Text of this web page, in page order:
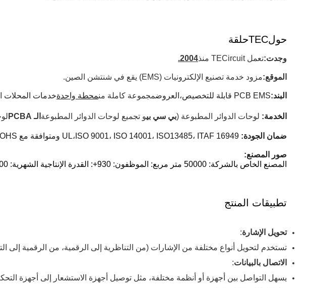
حولTECحلقة
وجدت:تعمل TECircuit منذ 2004.
الموقع:مزود خدمة تصنيع الإلكترونيات (EMS) يقع في شنتشن الصين.
البند:PCB EMS قابلة للتخصيص، العروضمجموعة كاملة منمحطة واحدةخدمات المحلات
الخدمة: لوحات الدوائر المطبوعة (بي سي بيو تجميع لوحات الدوائر المطبوعة الـ PCBA
ضمان الجودة: UL،ISO 9001، ISO 14001، ISO13485، ITAF 16949 ومتوافقة مع ROHS و REACH.
صور المصنع:
المصنع الخاص بالشركة: 50000 متر مربع: الموظفون: 930+: القدرة الإنتاجية الشهرية: 100000 متر مربع
تطبيقات المنتج
تحويل الإشارة:
تستخدم لتحويل أنواع مختلفة من الإشارات (من التناظرية إلى الرقمية، من الرقمية إلى
الاتصال بالبيانات:
يسهل التواصل بين أجهزة أو أنظمة مختلفة، مثل توصيل أجهزة الاستشعار إلى أجهزة